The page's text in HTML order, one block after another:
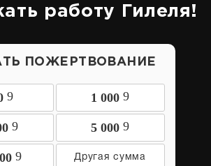
работу Гилеля!
ПОЖЕРТВОВАНИЕ
9 1 000 9
9 5 000 9
9